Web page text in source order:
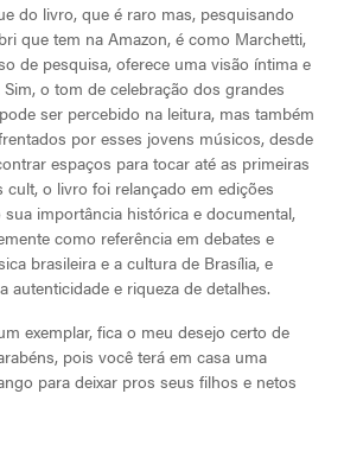
do livro, que é raro mas, pesquisando
que tem na Amazon, é como Marchetti,
de pesquisa, oferece uma visão íntima e
o tom de celebração dos grandes
ser percebido na leitura, mas também
por esses jovens músicos, desde
espaços para tocar até as primeiras
cult, o livro foi relançado em edições
sua importância histórica e documental,
como referência em debates e
brasileira e a cultura de Brasília, e
autenticidade e riqueza de detalhes.
exemplar, fica o meu desejo certo de
pois você terá em casa uma
para deixar pros seus filhos e netos